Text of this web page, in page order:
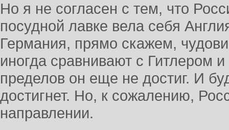
Но я не согласен с тем, что
посудной лавке вела себя
Германия, прямо скажем,
иногда сравнивают с Гитлером
пределов он еще не достиг. И
достигнет. Но, к сожалению,
направлении.